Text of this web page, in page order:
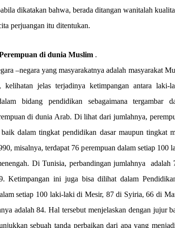
dikatakan bahwa, berada ditangan wanitalah
perjuangan itu ditentukan.
di dunia Muslim .
–negara yang masyarakatnya adalah masyarakat
kelihatan jelas terjadinya ketimpangan antara laki-
bidang pendidikan sebagaimana tergambar
di dunia Arab. Di lihat dari jumlahnya,
dalam tingkat pendidikan dasar maupun tingkat
misalnya, terdapat 76 perempuan dalam setiap 100
Di Tunisia, perbandingan jumlahnya
adalah
Ketimpangan ini juga bisa dilihat dalam
setiap 100 laki-laki di Mesir, 87 di Syiria, 66 di
adalah 84. Hal tersebut menjelaskan dengan jujur
sebuah tanda perbaikan dari apa yang